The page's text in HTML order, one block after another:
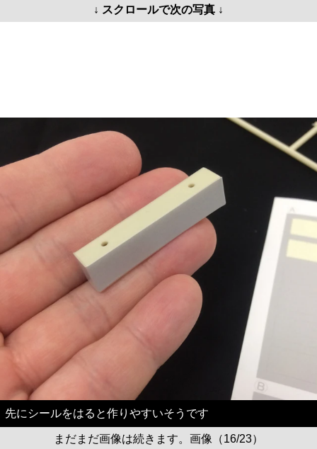
↓ スクロールで次の写真 ↓
先にシールをはると作りやすいそうです
まだまだ画像は続きます。画像（16/23）